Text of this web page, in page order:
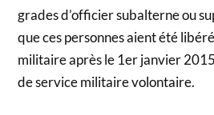
grades d’officier subalterne ou
que ces personnes aient été
militaire après le 1er janvier
de service militaire volontaire.